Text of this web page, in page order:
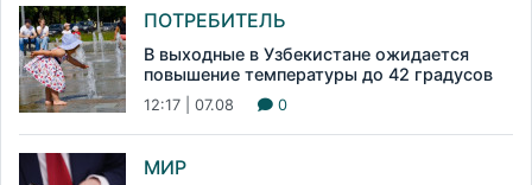
ПОТРЕБИТЕЛЬ
В выходные в Узбекистане ожидается
повышение температуры до 42 градусов
12:17 | 07.08 0
МИР